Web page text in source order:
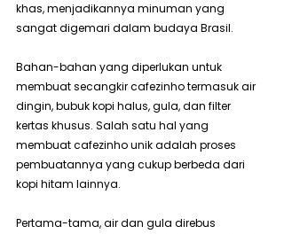
khas, menjadikannya minuman yang
sangat digemari dalam budaya Brasil.
Bahan-bahan yang diperlukan untuk
membuat secangkir cafezinho termasuk air
dingin, bubuk kopi halus, gula, dan filter
kertas khusus. Salah satu hal yang
membuat cafezinho unik adalah proses
pembuatannya yang cukup berbeda dari
kopi hitam lainnya.
Pertama-tama, air dan gula direbus